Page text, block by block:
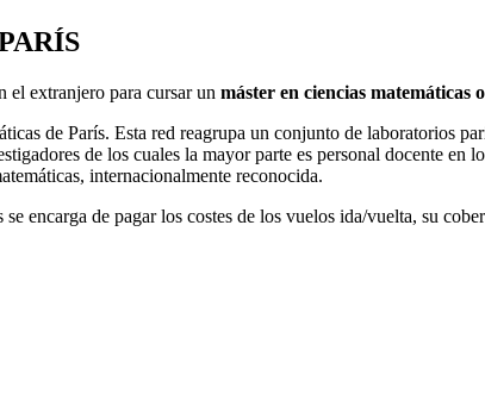
el extranjero para cursar un máster en ciencias matemáticas
de París. Esta red reagrupa un conjunto de laboratorios
de los cuales la mayor parte es personal docente en
internacionalmente reconocida.
se encarga de pagar los costes de los vuelos ida/vuelta, su